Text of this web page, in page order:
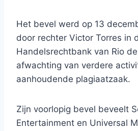
Het bevel werd op 13
door rechter Victor Torres in
Handelsrechtbank van Rio
afwachting van verdere
aanhoudende plagiaatzaak.
Zijn voorlopig bevel beveelt
Entertainment en Universal